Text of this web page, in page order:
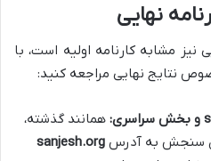
نهایی
نیز مشابه کارنامه اولیه است، با
نتایج نهایی مراجعه کنید:
همانند گذشته،
سنجش به آدرس sanjesh.org